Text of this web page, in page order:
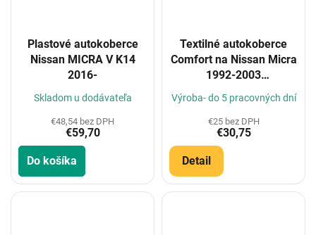
Plastové autokoberce
Nissan MICRA V K14
2016-
Skladom u dodávateľa
€48,54 bez DPH
€59,70
Do košíka
Textilné autokoberce
Comfort na Nissan Micra
1992-2003
Výroba- do 5 pracovných dní
€25 bez DPH
€30,75
Detail